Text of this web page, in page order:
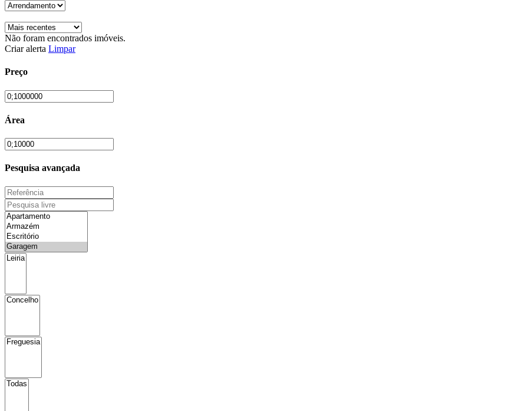
Não foram encontrados imóveis.
Criar alerta Limpar
Preço
Área
Pesquisa avançada